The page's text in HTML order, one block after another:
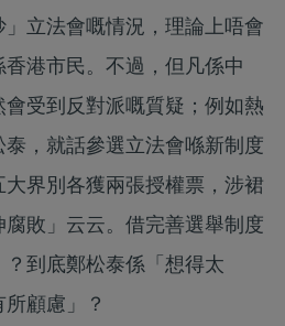
立法會嘅情況，理論上唔會
港市民。不過，但凡係中
受到反對派嘅質疑；例如熱
，就話參選立法會喺新制度
界別各獲兩張授權票，涉裙
敗」云云。借完善選舉制度
到底鄭松泰係「想得太
顧慮」？